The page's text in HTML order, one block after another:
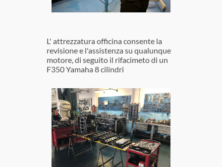
L' attrezzatura officina consente la
revisione e l'assistenza su qualunque
motore, di seguito il rifacimeto di un
F350 Yamaha 8 cilindri